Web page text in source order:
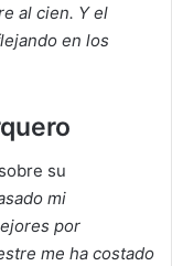
al cien. Y el
en los
su
mi
por
me ha costado